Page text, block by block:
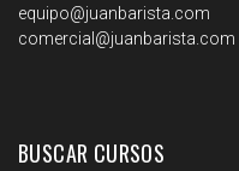
equipo@juanbarista.com
comercial@juanbarista.com
BUSCAR CURSOS